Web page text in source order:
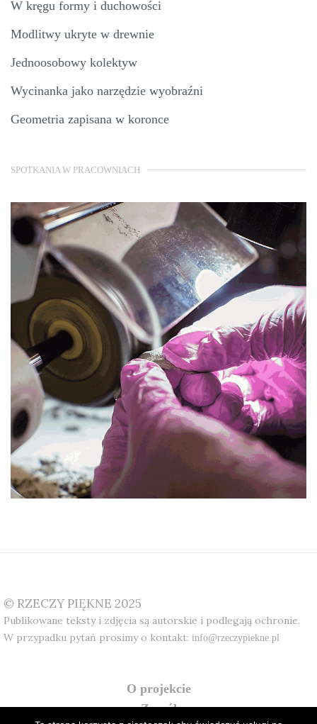
W kręgu formy i duchowości
Modlitwy ukryte w drewnie
Jednoosobowy kolektyw
Wycinanka jako narzędzie wyobraźni
Geometria zapisana w koronce
SPOTKANIA W PRACOWNIACH
© RZECZY PIĘKNE 2025
Publikowane teksty i zdjęcia są autorskie i podlegają ochronie.
W przypadku pytań prosimy o kontakt: info@rzeczypiekne.pl
o projekcie
zespół